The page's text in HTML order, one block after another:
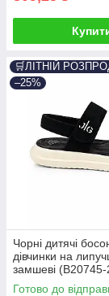
🛒ЛІТНІЙ
–25%
Чорні дитячі
дівчинки на
замшеві (B20745-
Готово до